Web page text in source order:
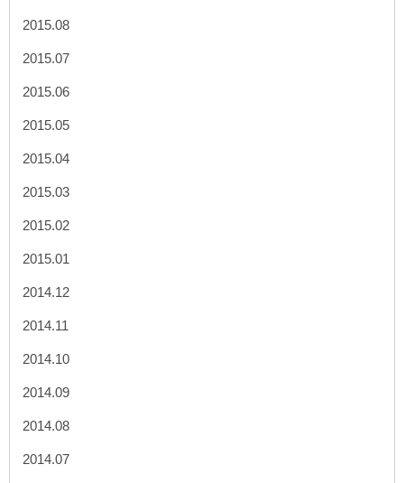
2015.08
2015.07
2015.06
2015.05
2015.04
2015.03
2015.02
2015.01
2014.12
2014.11
2014.10
2014.09
2014.08
2014.07